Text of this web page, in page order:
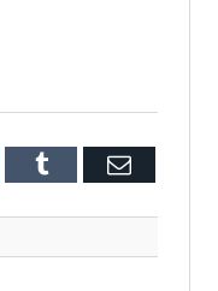
Tumblr Email